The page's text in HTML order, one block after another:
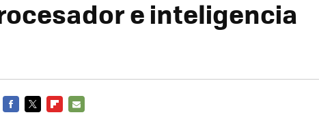
e inteligencia